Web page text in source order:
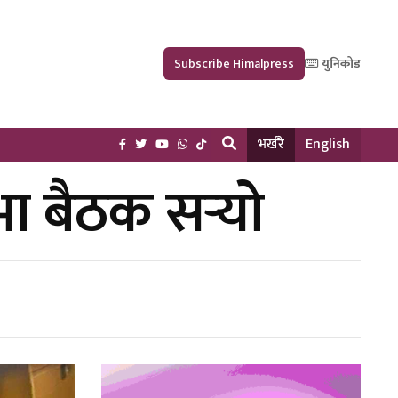
Subscribe Himalpress युनिकोड
भर्खरै English
बैठक सर्‍यो